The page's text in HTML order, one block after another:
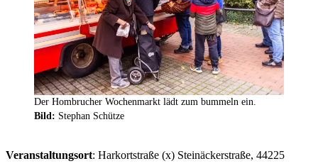
Der Hombrucher Wochenmarkt lädt zum bummeln ein.
Bild: Stephan Schütze
Veranstaltungsort: Harkortstraße (x) Steinäckerstraße, 44225